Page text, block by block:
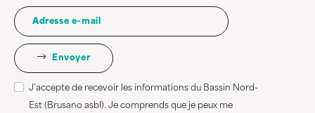
Envoyer
J’accepte de recevoir les informations du Bassin Nord-
Est (Brusano asbl). Je comprends que je peux me